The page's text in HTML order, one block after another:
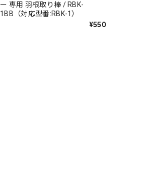
ー 専用 羽根取り棒 / RBK-
1BB（対応型番:RBK-1）
¥550